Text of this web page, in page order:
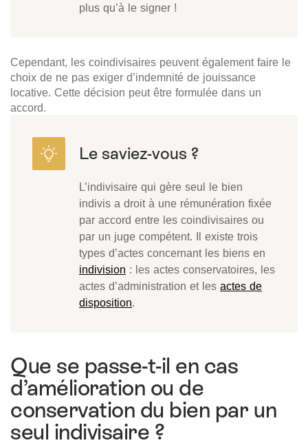
plus qu’à le signer !
Cependant, les coindivisaires peuvent également faire le
choix de ne pas exiger d’indemnité de jouissance
locative. Cette décision peut être formulée dans un
accord.
L’indivisaire qui gère seul le bien
indivis a droit à une rémunération fixée
par accord entre les coindivisaires ou
par un juge compétent. Il existe trois
types d’actes concernant les biens en
indivision : les actes conservatoires, les
actes d’administration et les actes de
disposition.
Que se passe-t-il en cas
d’amélioration ou de
conservation du bien par un
seul indivisaire ?